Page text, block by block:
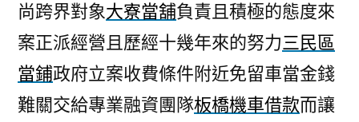
尚跨界對象大寮當舖負責且積極的態度來
案正派經營且歷經十幾年來的努力三民區
當鋪政府立案收費條件附近免留車當金錢
難關交給專業融資團隊板橋機車借款而讓